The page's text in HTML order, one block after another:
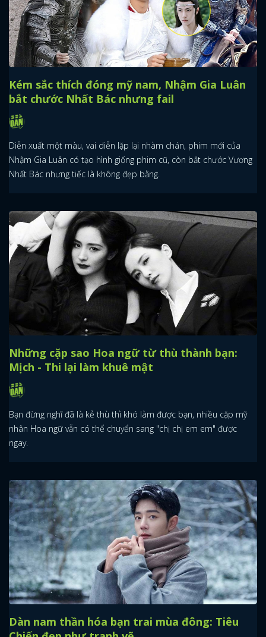
Kém sắc thích đóng mỹ nam, Nhậm Gia Luân
bắt chước Nhất Bác nhưng fail
Diễn xuất một màu, vai diễn lặp lại nhàm chán, phim mới của
Nhậm Gia Luân có tạo hình giống phim cũ, còn bắt chước Vương
Nhất Bác nhưng tiếc là không đẹp bằng.
Những cặp sao Hoa ngữ từ thù thành bạn:
Mịch - Thi lại làm khuê mật
Bạn đừng nghĩ đã là kẻ thù thì khó làm được bạn, nhiều cặp mỹ
nhân Hoa ngữ vẫn có thể chuyển sang "chị chị em em" được
ngay.
Dàn nam thần hóa bạn trai mùa đông: Tiêu